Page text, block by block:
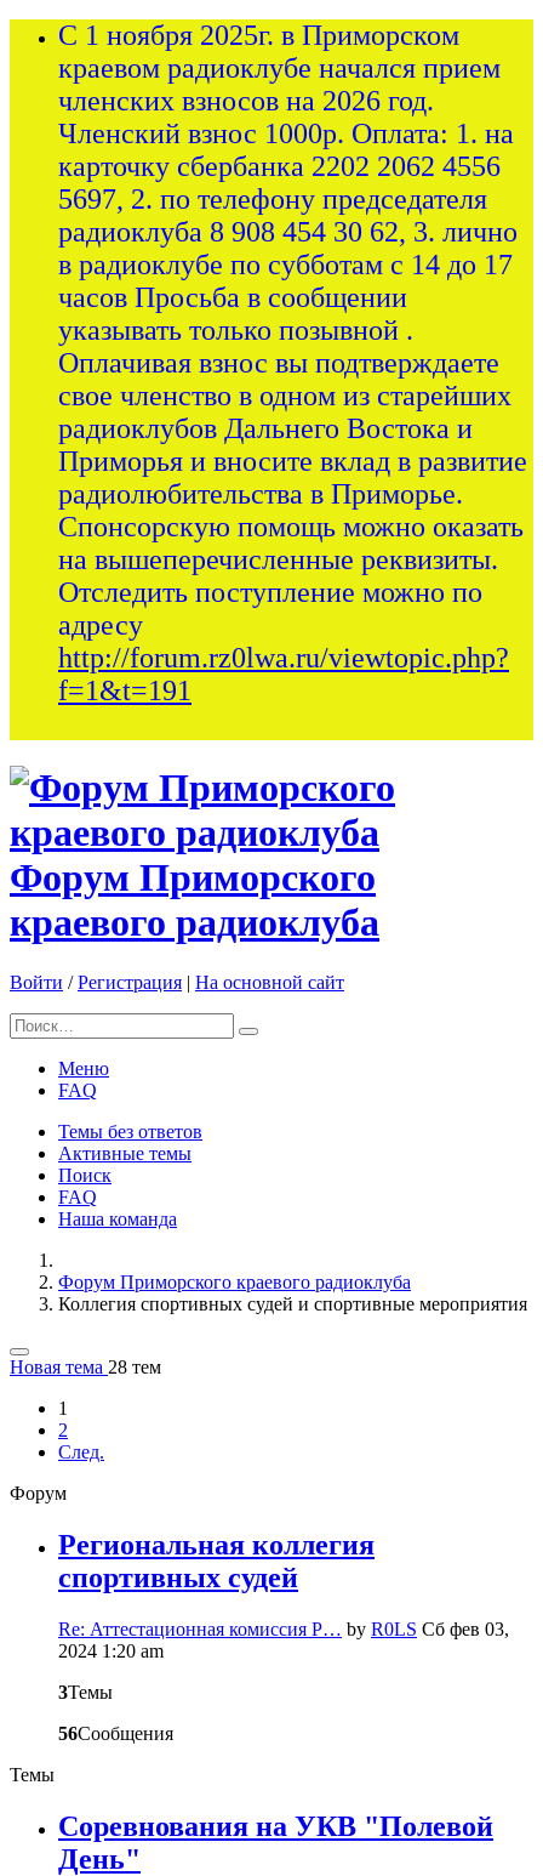
С 1 ноября 2025г. в Приморском
краевом радиоклубе начался прием
членских взносов на 2026 год.
Членский взнос 1000р. Оплата: 1. на
карточку сбербанка 2202 2062 4556
5697, 2. по телефону председателя
радиоклуба 8 908 454 30 62, 3. лично
в радиоклубе по субботам с 14 до 17
часов Просьба в сообщении
указывать только позывной .
Оплачивая взнос вы подтверждаете
свое членство в одном из старейших
радиоклубов Дальнего Востока и
Приморья и вносите вклад в развитие
радиолюбительства в Приморье.
Спонсорскую помощь можно оказать
на вышеперечисленные реквизиты.
Отследить поступление можно по
адресу
http://forum.rz0lwa.ru/viewtopic.php?
f=1&t=191
Форум Приморского
краевого радиоклуба
Войти /Регистрация | На основной сайт
Меню
FAQ
Темы без ответов
Активные темы
Поиск
FAQ
Наша команда
Форум Приморского краевого радиоклуба
Коллегия спортивных судей и спортивные мероприятия
Новая тема 28 тем
1
2
След.
Форум
Региональная коллегия
спортивных судей
Re: Аттестационная комиссия Р… by R0LS Сб фев 03,
2024 1:20 am
3Темы
56Сообщения
Темы
Соревнования на УКВ "Полевой
День"